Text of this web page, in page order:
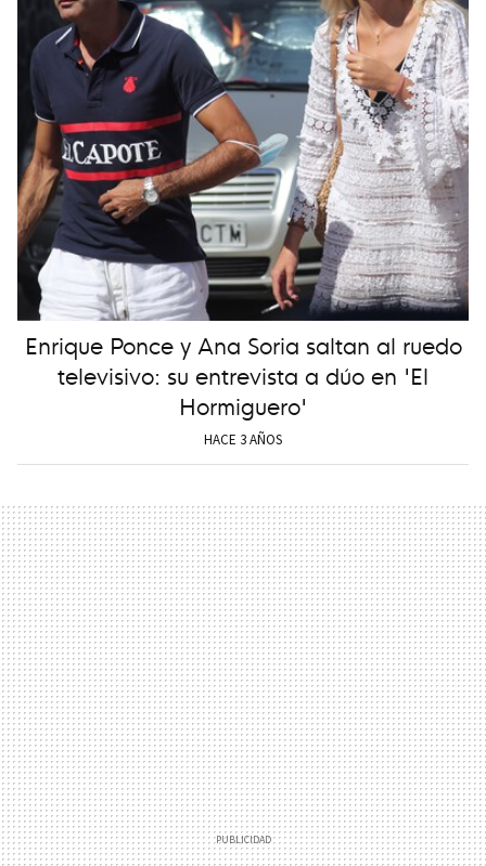
Enrique Ponce y Ana Soria saltan al ruedo
televisivo: su entrevista a dúo en 'El
Hormiguero'
HACE 3 AÑOS